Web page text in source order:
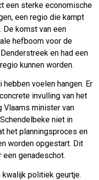
een sterke economische
een regio die kampt
komst van een
hefboom voor de
en had een
kunnen worden.
voelen hangen. Er
invulling van het
minister van
niet in
het planningsproces en
worden opgestart. Dit
genadeschot.
politiek geurtje.